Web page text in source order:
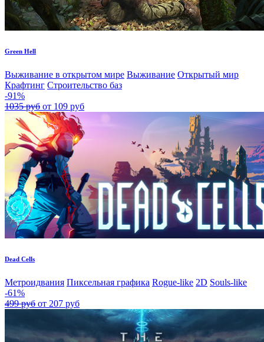
Green Hell
Выживание в открытом мире Выживание Открытый мир
Крафтинг Строительство баз
-91%
1035 руб от 109 руб
Dead Cells
Метроидвания Пиксельная графика Rogue-like 2D Souls-like
-61%
499 руб от 207 руб